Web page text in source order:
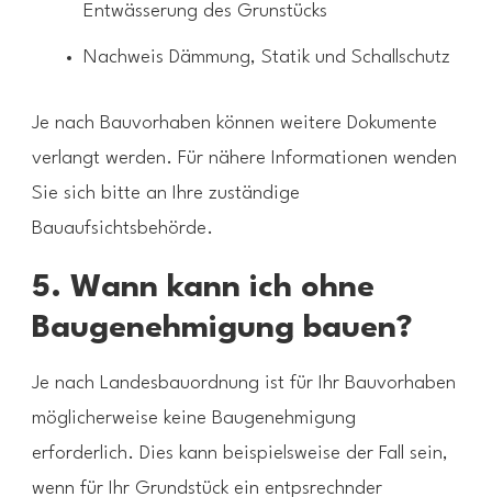
Entwässerung des Grunstücks
Nachweis Dämmung, Statik und Schallschutz
Je nach Bauvorhaben können weitere Dokumente
verlangt werden. Für nähere Informationen wenden
Sie sich bitte an Ihre zuständige
Bauaufsichtsbehörde.
5. Wann kann ich ohne
Baugenehmigung bauen?
Je nach Landesbauordnung ist für Ihr Bauvorhaben
möglicherweise keine Baugenehmigung
erforderlich. Dies kann beispielsweise der Fall sein,
wenn für Ihr Grundstück ein entpsrechnder